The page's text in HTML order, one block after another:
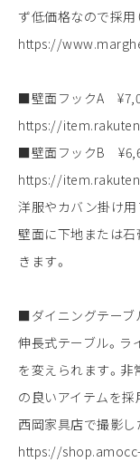
ず低価格なので採用
https://
■壁面フックA
https://
■壁面フックB
https://
洋服やカバン掛け用
壁面に下地または
きます。
■ダイニングテー
伸長式テーブル。
を変えられます。
の良いアイテムを採
西岡家具店で撮影し
https://